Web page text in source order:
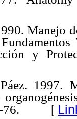
Manejo
y
1997.
76. [